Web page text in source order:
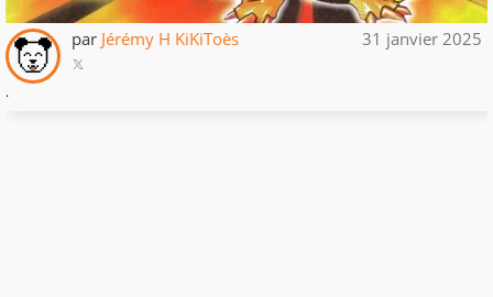
par Jérémy H KiKiToès 31 janvier 2025
.